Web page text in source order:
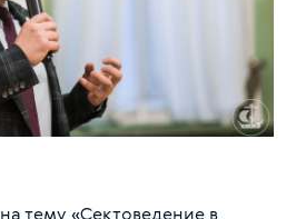
тему «Сектоведение в